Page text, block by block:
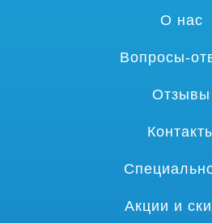
О нас
Вопросы-
Отзывы
Акции и